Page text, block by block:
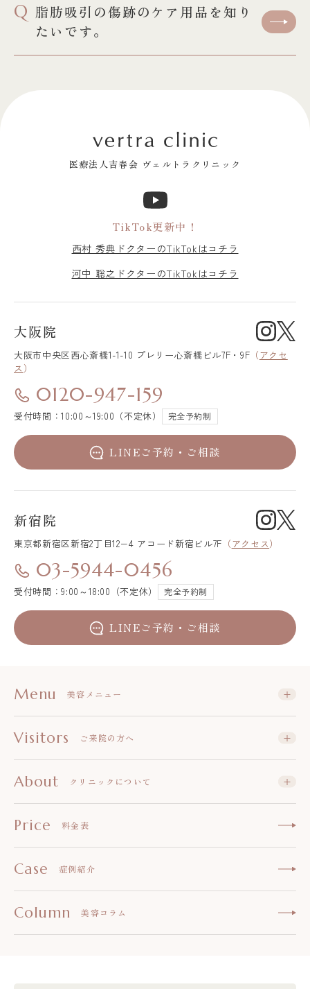
Q 脂肪吸引の傷跡のケア用品を知り
たいです。
医療法人吉春会 ヴェルトラクリニック
TikTok更新中！
西村 秀典ドクターのTikTokはコチラ
河中 聡之ドクターのTikTokはコチラ
大阪院
大阪市中央区西心斎橋1-1-10 プレリー心斎橋ビル7F・9F （アクセ
ス ）
0120-947-159
受付時間：10:00～19:00（不定休） 完全予約制
LINEご予約・ご相談
新宿院
東京都新宿区新宿2丁目12−4 アコード新宿ビル7F （アクセス）
03-5944-0456
受付時間：9:00～18:00（不定休） 完全予約制
LINEご予約・ご相談
Menu 美容メニュー
Visitors ご来院の方へ
About クリニックについて
Price 料金表
Case 症例紹介
Column 美容コラム